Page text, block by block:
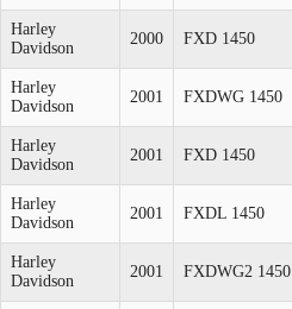
Harley
Davidson
2000 FXD 1450
Harley
Davidson
2001 FXDWG 1450
Harley
Davidson
2001 FXD 1450
Harley
Davidson
2001 FXDL 1450
Harley
Davidson
2001 FXDWG2 1450